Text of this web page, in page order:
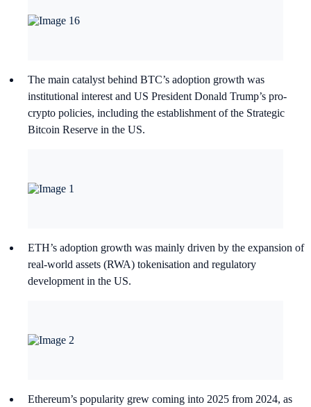
The main catalyst behind BTC’s adoption growth was
institutional interest and US President Donald Trump’s pro-
crypto policies, including the establishment of the Strategic
Bitcoin Reserve in the US.
ETH’s adoption growth was mainly driven by the expansion of
real-world assets (RWA) tokenisation and regulatory
development in the US.
Ethereum’s popularity grew coming into 2025 from 2024, as